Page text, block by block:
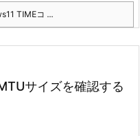
TIMEコ ...
サイズを確認する